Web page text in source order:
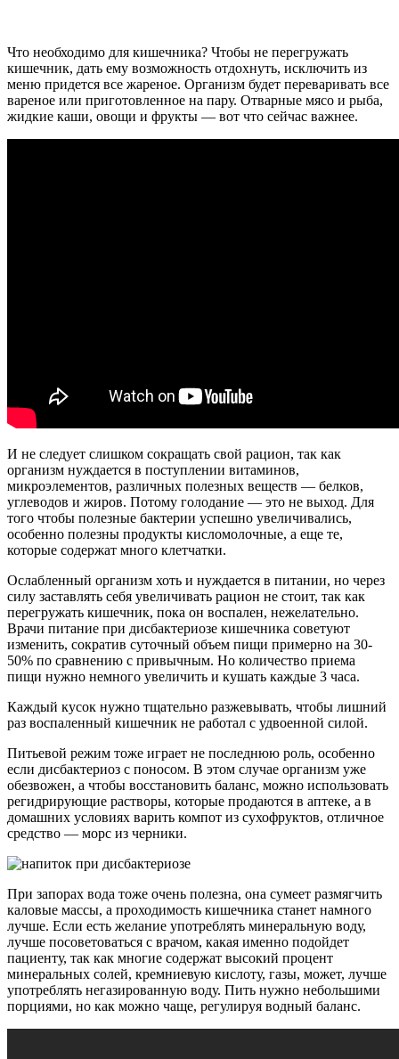
Что необходимо для кишечника? Чтобы не перегружать
кишечник, дать ему возможность отдохнуть, исключить из
меню придется все жареное. Организм будет переваривать все
вареное или приготовленное на пару. Отварные мясо и рыба,
жидкие каши, овощи и фрукты — вот что сейчас важнее.
И не следует слишком сокращать свой рацион, так как
организм нуждается в поступлении витаминов,
микроэлементов, различных полезных веществ — белков,
углеводов и жиров. Потому голодание — это не выход. Для
того чтобы полезные бактерии успешно увеличивались,
особенно полезны продукты кисломолочные, а еще те,
которые содержат много клетчатки.
Ослабленный организм хоть и нуждается в питании, но через
силу заставлять себя увеличивать рацион не стоит, так как
перегружать кишечник, пока он воспален, нежелательно.
Врачи питание при дисбактериозе кишечника советуют
изменить, сократив суточный объем пищи примерно на 30-
50% по сравнению с привычным. Но количество приема
пищи нужно немного увеличить и кушать каждые 3 часа.
Каждый кусок нужно тщательно разжевывать, чтобы лишний
раз воспаленный кишечник не работал с удвоенной силой.
Питьевой режим тоже играет не последнюю роль, особенно
если дисбактериоз с поносом. В этом случае организм уже
обезвожен, а чтобы восстановить баланс, можно использовать
регидрирующие растворы, которые продаются в аптеке, а в
домашних условиях варить компот из сухофруктов, отличное
средство — морс из черники.
При запорах вода тоже очень полезна, она сумеет размягчить
каловые массы, а проходимость кишечника станет намного
лучше. Если есть желание употреблять минеральную воду,
лучше посоветоваться с врачом, какая именно подойдет
пациенту, так как многие содержат высокий процент
минеральных солей, кремниевую кислоту, газы, может, лучше
употреблять негазированную воду. Пить нужно небольшими
порциями, но как можно чаще, регулируя водный баланс.